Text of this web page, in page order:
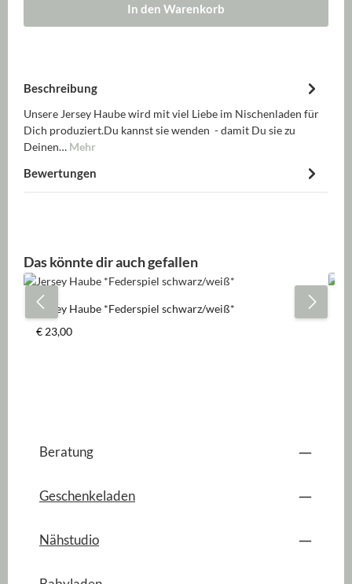
In den Warenkorb
Beschreibung
Unsere Jersey Haube wird mit viel Liebe im Nischenladen für
Dich produziert.Du kannst sie wenden - damit Du sie zu
Deinen… Mehr
Bewertungen
Produktgalerie überspringen
Das könnte dir auch gefallen
Jersey Haube *Federspiel schwarz/weiß*
Regulärer Preis:
€ 23,00
Beratung
Geschenkeladen
Nähstudio